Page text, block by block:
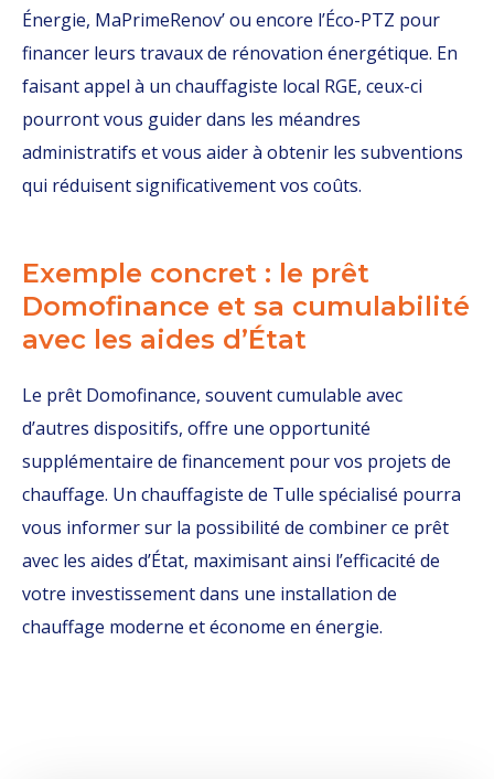
Énergie, MaPrimeRenov’ ou encore l’Éco-PTZ pour
financer leurs travaux de rénovation énergétique. En
faisant appel à un chauffagiste local RGE, ceux-ci
pourront vous guider dans les méandres
administratifs et vous aider à obtenir les subventions
qui réduisent significativement vos coûts.
Exemple concret : le prêt
Domofinance et sa cumulabilité
avec les aides d’État
Le prêt Domofinance, souvent cumulable avec
d’autres dispositifs, offre une opportunité
supplémentaire de financement pour vos projets de
chauffage. Un chauffagiste de Tulle spécialisé pourra
vous informer sur la possibilité de combiner ce prêt
avec les aides d’État, maximisant ainsi l’efficacité de
votre investissement dans une installation de
chauffage moderne et économe en énergie.